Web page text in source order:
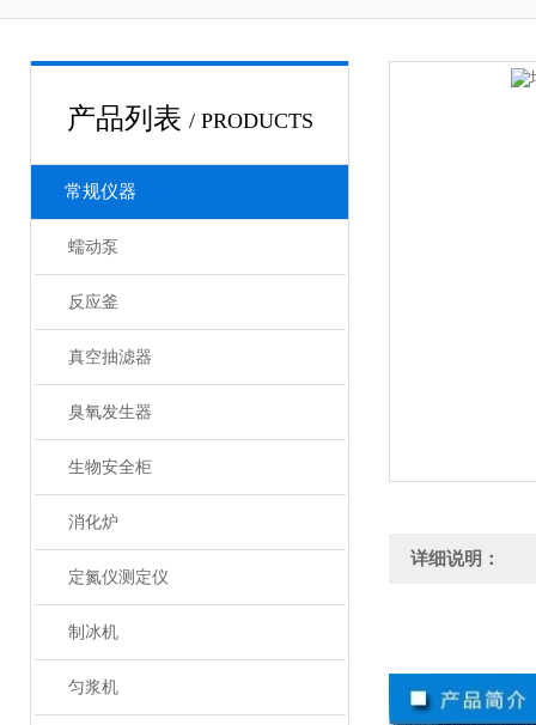
产品列表 / PRODUCTS
常规仪器
蠕动泵
反应釜
真空抽滤器
臭氧发生器
生物安全柜
消化炉
定氮仪测定仪
制冰机
匀浆机
详细说明：